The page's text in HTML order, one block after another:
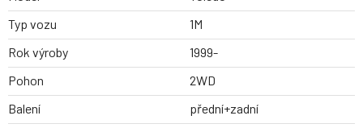
Typ vozu
1M
Rok výroby
1999-
Pohon
2WD
Balení
přední+zadní